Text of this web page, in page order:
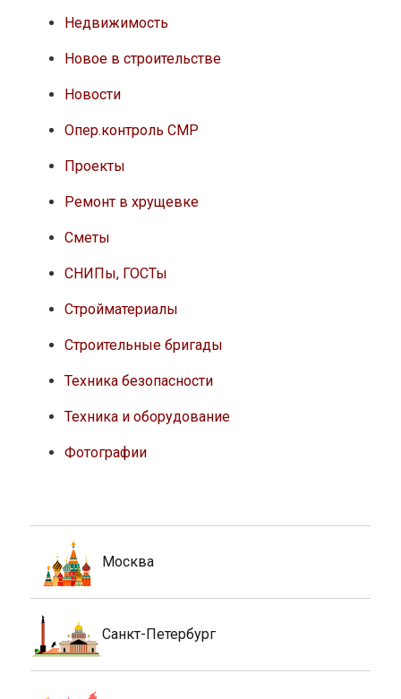
Недвижимость
Новое в строительстве
Новости
Опер.контроль СМР
Проекты
Ремонт в хрущевке
Сметы
СНИПы, ГОСТы
Стройматериалы
Строительные бригады
Техника безопасности
Техника и оборудование
Фотографии
Москва
Санкт-Петербург